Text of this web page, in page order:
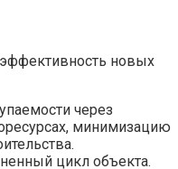
новых
через
минимизацию
цикл объекта.